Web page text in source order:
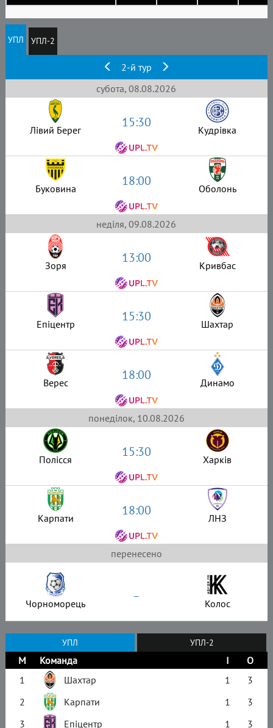
УПЛ УПЛ-2
2-й тур
субота, 08.08.2026
Лівий Берег 15:30 Кудрівка
Буковина 18:00 Оболонь
неділя, 09.08.2026
Зоря 13:00 Кривбас
Епіцентр 15:30 Шахтар
Верес 18:00 Динамо
понеділок, 10.08.2026
Полісся 15:30 Харків
Карпати 18:00 ЛНЗ
перенесено
Чорноморець – Колос
УПЛ УПЛ-2
М Команда І
О
1
Шахтар 1
3
2
Карпати 1
3
3
Епіцентр 1
3